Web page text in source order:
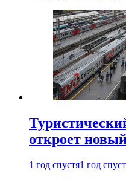
откроет
1 год спустя1 год